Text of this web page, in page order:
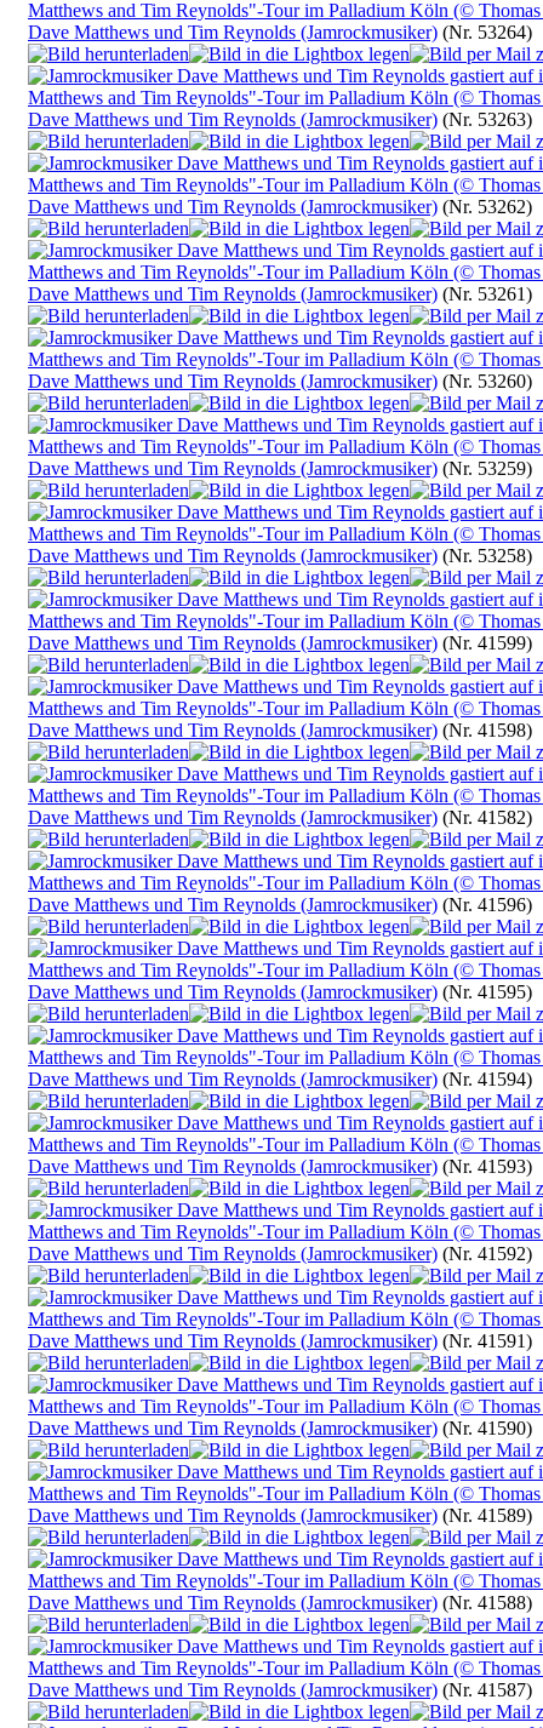
Dave Matthews und Tim Reynolds (Jamrockmusiker) (Nr. 53264)
Dave Matthews und Tim Reynolds (Jamrockmusiker) (Nr. 53263)
Dave Matthews und Tim Reynolds (Jamrockmusiker) (Nr. 53262)
Dave Matthews und Tim Reynolds (Jamrockmusiker) (Nr. 53261)
Dave Matthews und Tim Reynolds (Jamrockmusiker) (Nr. 53260)
Dave Matthews und Tim Reynolds (Jamrockmusiker) (Nr. 53259)
Dave Matthews und Tim Reynolds (Jamrockmusiker) (Nr. 53258)
Dave Matthews und Tim Reynolds (Jamrockmusiker) (Nr. 41599)
Dave Matthews und Tim Reynolds (Jamrockmusiker) (Nr. 41598)
Dave Matthews und Tim Reynolds (Jamrockmusiker) (Nr. 41582)
Dave Matthews und Tim Reynolds (Jamrockmusiker) (Nr. 41596)
Dave Matthews und Tim Reynolds (Jamrockmusiker) (Nr. 41595)
Dave Matthews und Tim Reynolds (Jamrockmusiker) (Nr. 41594)
Dave Matthews und Tim Reynolds (Jamrockmusiker) (Nr. 41593)
Dave Matthews und Tim Reynolds (Jamrockmusiker) (Nr. 41592)
Dave Matthews und Tim Reynolds (Jamrockmusiker) (Nr. 41591)
Dave Matthews und Tim Reynolds (Jamrockmusiker) (Nr. 41590)
Dave Matthews und Tim Reynolds (Jamrockmusiker) (Nr. 41589)
Dave Matthews und Tim Reynolds (Jamrockmusiker) (Nr. 41588)
Dave Matthews und Tim Reynolds (Jamrockmusiker) (Nr. 41587)